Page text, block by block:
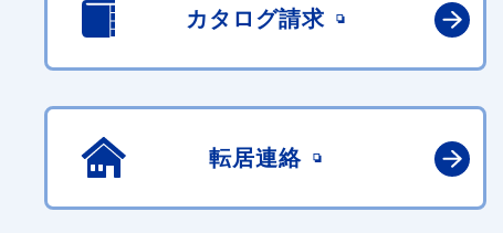
カタログ請求
転居連絡